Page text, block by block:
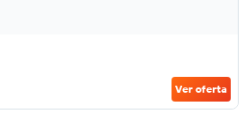
Ver oferta